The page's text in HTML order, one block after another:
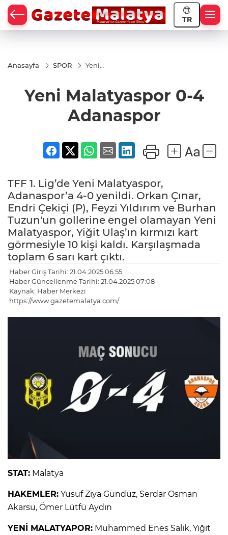
TR
Anasayfa SPOR
Yeni
Adanaspor
Yeni Malatyaspor 0-4
Adanaspor
TFF 1. Lig’de Yeni Malatyaspor,
Adanaspor’a 4-0 yenildi. Orkan Çınar,
Endri Çekiçi (P), Feyzi Yıldırım ve Burhan
Tuzun'un gollerine engel olamayan Yeni
Malatyaspor, Yiğit Ulaş’ın kırmızı kart
görmesiyle 10 kişi kaldı. Karşılaşmada
toplam 6 sarı kart çıktı.
Haber Giriş Tarihi: 21.04.2025 06:55
Haber Güncellenme Tarihi: 21.04.2025 07:08
Kaynak: Haber Merkezi
https://www.gazetemalatya.com/
STAT: Malatya
HAKEMLER: Yusuf Ziya Gündüz, Serdar Osman
Akarsu, Ömer Lütfü Aydın
YENİ MALATYAPOR: Muhammed Enes Salik, Yiğit